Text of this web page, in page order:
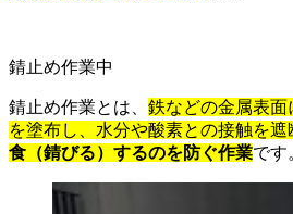
錆止め作業中
錆止め作業とは、 鉄などの金属表面
を塗布し、水分や酸素との接触を遮
食（錆びる）するのを防ぐ作業です